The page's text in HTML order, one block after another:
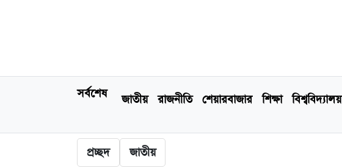
সর্বশেষ জাতীয় রাজনীতি শেয়ারবাজার শিক্ষা বিশ্ববিদ্যালয়
প্রচ্ছদ জাতীয়